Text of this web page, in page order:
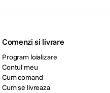
Comenzi si livrare
Program loializare
Contul meu
Cum comand
Cum se livreaza